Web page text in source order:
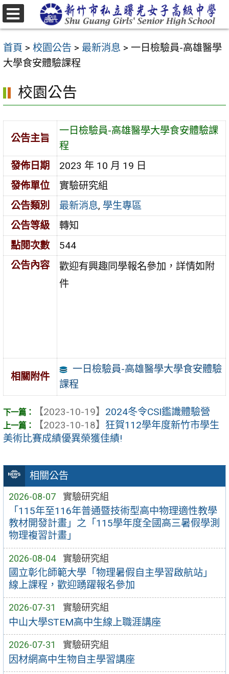
跳
至
要
內
區
首頁 > 校園公告 > 最新消息 > 一日檢驗員-高雄醫學
大學食安體驗課程
相關公告
2026-08-07 實驗研究組
「115年至116年普通暨技術型高中物理適性教學
教材開發計畫」之「115學年度全國高三暑假學測
物理複習計畫」
2026-08-04 實驗研究組
國立彰化師範大學「物理暑假自主學習啟航站」
線上課程，歡迎踴躍報名參加
2026-07-31 實驗研究組
中山大學STEM高中生線上職涯講座
2026-07-31 實驗研究組
因材網高中生物自主學習講座
校園公告
公告主旨
一日檢驗員-高雄醫學大學食安體驗課
程
發佈日期
2023 年 10 月 19 日
發佈單位
實驗研究組
公告類別
最新消息, 學生專區
公告等級
轉知
點閱次數
544
公告內容
歡迎有興趣同學報名參加，詳情如附
件
相關附件
一日檢驗員-高雄醫學大學食安體驗
課程
【2023-10-19】 2024冬令CSI鑑識體驗營
【2023-10-18】 狂賀112學年度新竹市學生
美術比賽成績優異榮獲佳績!
選
單